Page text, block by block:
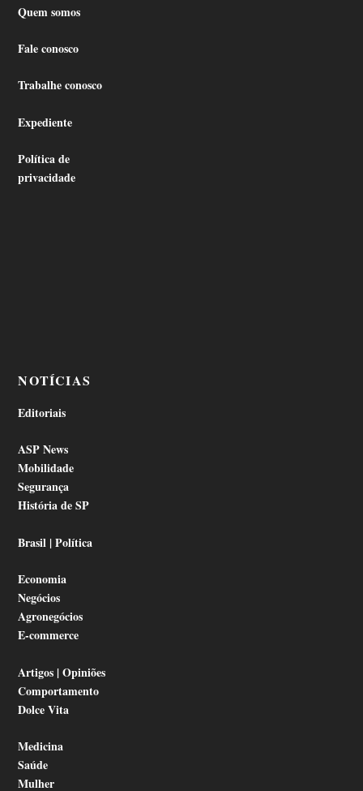
Quem somos
Fale conosco
Trabalhe conosco
Expediente
Política de
privacidade
NOTÍCIAS
Editoriais
ASP News
Mobilidade
Segurança
História de SP
Brasil | Política
Economia
Negócios
Agronegócios
E-commerce
Artigos | Opiniões
Comportamento
Dolce Vita
Medicina
Saúde
Mulher